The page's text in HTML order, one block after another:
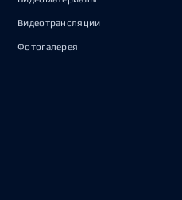
Видеотрансляции
Фотогалерея